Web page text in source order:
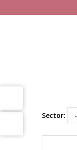
Sector: